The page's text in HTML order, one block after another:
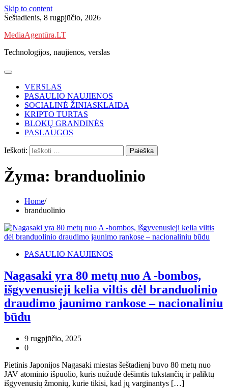
Skip to content
Šeštadienis, 8 rugpjūčio, 2026
MediaAgentūra.LT
Technologijos, naujienos, verslas
VERSLAS
PASAULIO NAUJIENOS
SOCIALINĖ ŽINIASKLAIDA
KRIPTO TURTAS
BLOKŲ GRANDINĖS
PASLAUGOS
Ieškoti:
Žyma: branduolinio
Home
branduolinio
PASAULIO NAUJIENOS
Nagasaki yra 80 metų nuo A -bombos,
išgyvenusieji kelia viltis dėl branduolinio
draudimo jaunimo rankose – nacionaliniu
būdu
9 rugpjūčio, 2025
0
Pietinis Japonijos Nagasaki miestas šeštadienį buvo 80 metų nuo
JAV atominio išpuolio, kuris nužudė dešimtis tūkstančių ir paliktų
išgyvenusių žmonių, kurie tikisi, kad jų varginantys […]